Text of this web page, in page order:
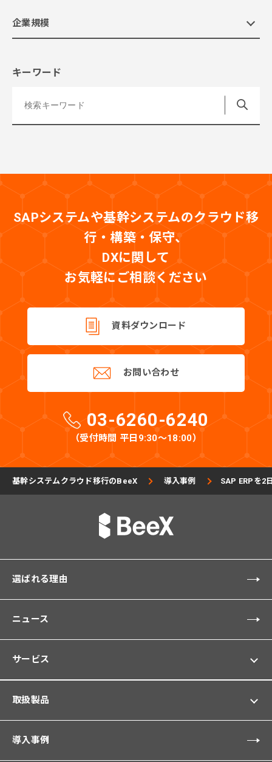
企業規模
キーワード
SAPシステムや基幹システムのクラウド移
行・構築・保守、
DXに関して
お気軽にご相談ください
資料ダウンロード
お問い合わせ
03-6260-6240
（受付時間 平日9:30〜18:00）
基幹システムクラウド移行のBeeX 導入事例 SAP ERPを2
選ばれる理由
ニュース
サービス
取扱製品
導入事例